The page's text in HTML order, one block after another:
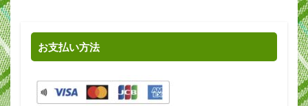
お支払い方法